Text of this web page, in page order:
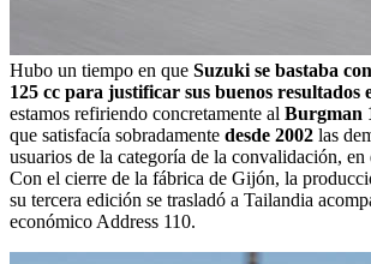
Hubo un tiempo en que Suzuki se bastaba
125 cc para justificar sus buenos resultados
estamos refiriendo concretamente al Burgman
que satisfacía sobradamente desde 2002 las
usuarios de la categoría de la convalidación,
Con el cierre de la fábrica de Gijón, la
su tercera edición se trasladó a Tailandia
económico Address 110.